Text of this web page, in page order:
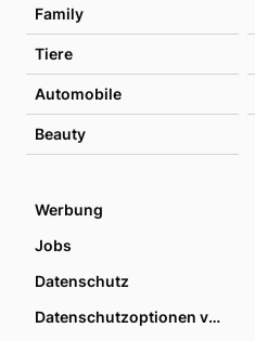
Family
Tiere
Automobile
Beauty
Werbung
Jobs
Datenschutz
Datenschutzoptionen verwalten